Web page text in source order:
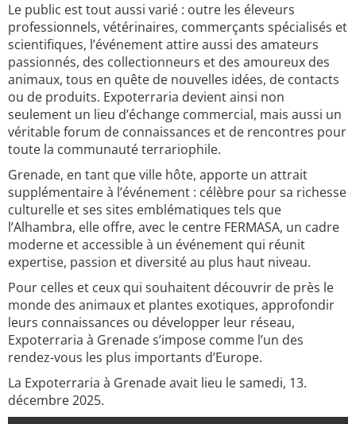
Le public est tout aussi varié : outre les éleveurs
professionnels, vétérinaires, commerçants spécialisés et
scientifiques, l’événement attire aussi des amateurs
passionnés, des collectionneurs et des amoureux des
animaux, tous en quête de nouvelles idées, de contacts
ou de produits. Expoterraria devient ainsi non
seulement un lieu d’échange commercial, mais aussi un
véritable forum de connaissances et de rencontres pour
toute la communauté terrariophile.
Grenade, en tant que ville hôte, apporte un attrait
supplémentaire à l’événement : célèbre pour sa richesse
culturelle et ses sites emblématiques tels que
l’Alhambra, elle offre, avec le centre FERMASA, un cadre
moderne et accessible à un événement qui réunit
expertise, passion et diversité au plus haut niveau.
Pour celles et ceux qui souhaitent découvrir de près le
monde des animaux et plantes exotiques, approfondir
leurs connaissances ou développer leur réseau,
Expoterraria à Grenade s’impose comme l’un des
rendez-vous les plus importants d’Europe.
La Expoterraria à Grenade avait lieu le samedi, 13.
décembre 2025.